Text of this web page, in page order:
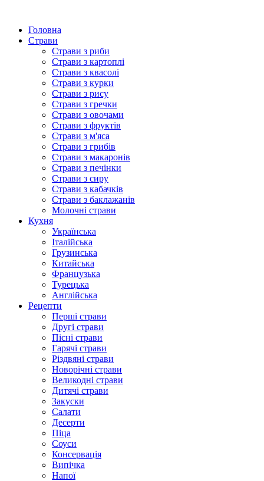
Головна
Страви
Страви з риби
Страви з картоплі
Страви з квасолі
Страви з курки
Страви з рису
Страви з гречки
Страви з овочами
Страви з фруктів
Страви з м'яса
Страви з грибів
Страви з макаронів
Страви з печінки
Страви з сиру
Страви з кабачків
Страви з баклажанів
Молочні страви
Кухня
Українська
Італійська
Грузинська
Китайська
Французька
Турецька
Англійська
Рецепти
Перші страви
Другі страви
Пісні страви
Гарячі страви
Різдвяні страви
Новорічні страви
Великодні страви
Дитячі страви
Закуски
Салати
Десерти
Піца
Соуси
Консервація
Випічка
Напої